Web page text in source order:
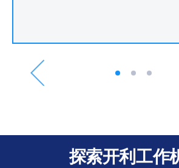
探索开利工作